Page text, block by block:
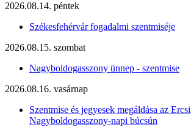
2026.08.14. péntek
Székesfehérvár fogadalmi szentmiséje
2026.08.15. szombat
Nagyboldogasszony ünnep - szentmise
2026.08.16. vasárnap
Szentmise és jegyesek megáldása az Ercsi
Nagyboldogasszony-napi búcsún